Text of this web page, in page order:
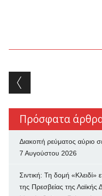
Post
Πρόσφατα
Διακοπή ρεύματος αύριο
7 Αυγούστου 2026
Σιντική: Τη δομή «Κλειδί»
της Πρεσβείας της